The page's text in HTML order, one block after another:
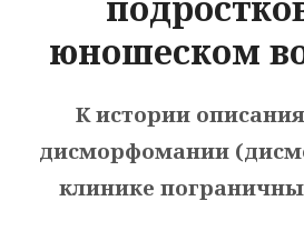
юношеском
К истории
дисморфомании
клинике